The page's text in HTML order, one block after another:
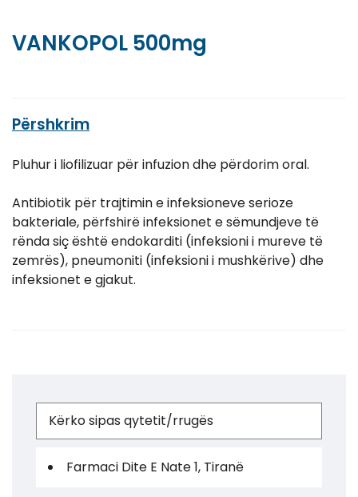
VANKOPOL 500mg
Përshkrim
Pluhur i liofilizuar për infuzion dhe përdorim oral.
Antibiotik për trajtimin e infeksioneve serioze
bakteriale, përfshirë infeksionet e sëmundjeve të
rënda siç është endokarditi (infeksioni i mureve të
zemrës), pneumoniti (infeksioni i mushkërive) dhe
infeksionet e gjakut.
Farmaci Dite E Nate 1, Tiranë